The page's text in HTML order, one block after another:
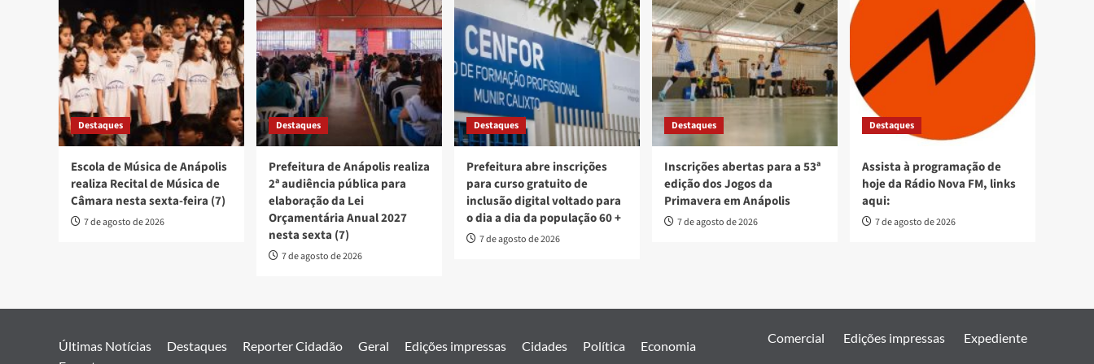
Destaques
Escola de Música de Anápolis
realiza Recital de Música de
Câmara nesta sexta-feira (7)
7 de agosto de 2026
Destaques
Prefeitura de Anápolis realiza
2ª audiência pública para
elaboração da Lei
Orçamentária Anual 2027
nesta sexta (7)
7 de agosto de 2026
Destaques
Prefeitura abre inscrições
para curso gratuito de
inclusão digital voltado para
o dia a dia da população 60 +
7 de agosto de 2026
Destaques
Inscrições abertas para a 53ª
edição dos Jogos da
Primavera em Anápolis
7 de agosto de 2026
Destaques
Assista à programação de
hoje da Rádio Nova FM, links
aqui:
7 de agosto de 2026
Últimas Notícias Destaques Reporter Cidadão Geral Edições impressas Cidades Política
Economia
Comercial Edições impressas Expediente